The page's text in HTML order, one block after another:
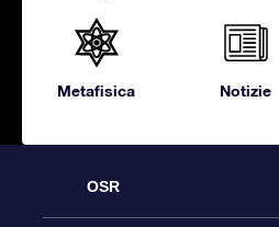
Metafisica Notizie
OSR